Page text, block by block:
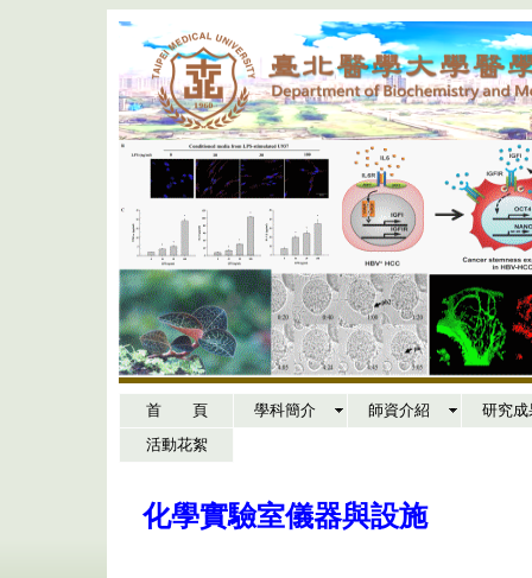
首 頁 學科簡介 師資介紹
研究成
活動花絮
化學實驗室儀器與設施